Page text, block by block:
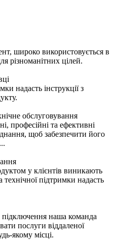
широко використовується в
різноманітних цілей.
надасть інструкції з
обслуговування
професійні та ефективні
щоб забезпечити його
у клієнтів виникають
підтримки надасть
підключення наша команда
послуги віддаленої
якому місці.